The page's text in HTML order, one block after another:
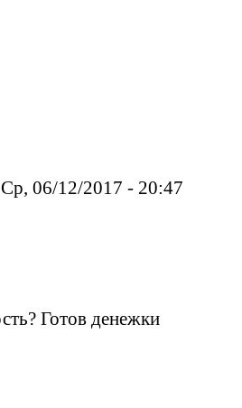
06/12/2017 - 20:47
Готов денежки